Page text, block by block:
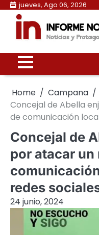
Skip
content
jueves, Ago 06, 2026
Home
Campana
Concejal de Abella
de comunicación
Concejal de
por atacar un
redes
24 junio, 2024